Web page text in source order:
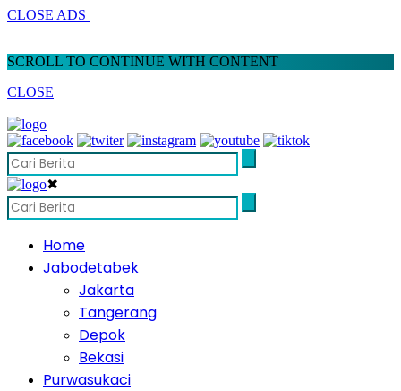
CLOSE ADS
SCROLL TO CONTINUE WITH CONTENT
CLOSE
✖
Home
Jabodetabek
Jakarta
Tangerang
Depok
Bekasi
Purwasukaci